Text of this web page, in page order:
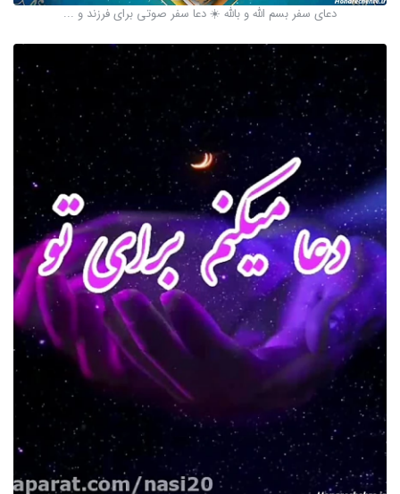
دعای سفر بسم الله و بالله ☀️ دعا سفر صوتی برای فرزند و ...